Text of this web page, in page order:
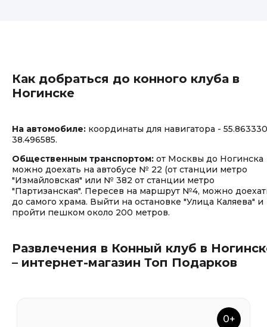
Как добраться до конного клуба в
Ногинске
На автомобиле: координаты для навигатора -
38.496585.
Общественным транспортом: от Москвы до Ногинска
можно доехать на автобусе № 22 (от станции метро
"Измайловская" или № 382 от станции метро
"Партизанская". Пересев на маршрут №4, можно
до самого храма. Выйти на остановке "Улица Каляева" и
пройти пешком около 200 метров.
Развлечения в Конный клуб в
– интернет-магазин Топ Подарков
0+